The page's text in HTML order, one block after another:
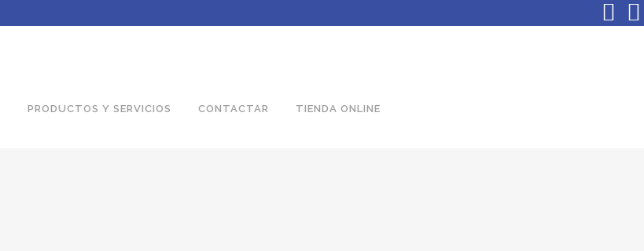
PRODUCTOS Y SERVICIOS CONTACTAR TIENDA ONLINE